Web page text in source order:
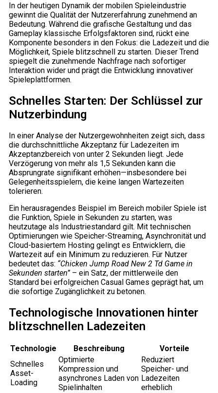
In der heutigen Dynamik der mobilen Spieleindustrie
gewinnt die Qualität der Nutzererfahrung zunehmend an
Bedeutung. Während die grafische Gestaltung und das
Gameplay klassische Erfolgsfaktoren sind, rückt eine
Komponente besonders in den Fokus: die Ladezeit und die
Möglichkeit, Spiele blitzschnell zu starten. Dieser Trend
spiegelt die zunehmende Nachfrage nach sofortiger
Interaktion wider und prägt die Entwicklung innovativer
Spieleplattformen.
Schnelles Starten: Der Schlüssel zur
Nutzerbindung
In einer Analyse der Nutzergewohnheiten zeigt sich, dass
die durchschnittliche Akzeptanz für Ladezeiten im
Akzeptanzbereich von unter 2 Sekunden liegt. Jede
Verzögerung von mehr als 1,5 Sekunden kann die
Absprungrate signifikant erhöhen—insbesondere bei
Gelegenheitsspielern, die keine langen Wartezeiten
tolerieren.
Ein herausragendes Beispiel im Bereich mobiler Spiele ist
die Funktion, Spiele in Sekunden zu starten, was
heutzutage als Industriestandard gilt. Mit technischen
Optimierungen wie Speicher-Streaming, Asynchronität und
Cloud-basiertem Hosting gelingt es Entwicklern, die
Wartezeit auf ein Minimum zu reduzieren. Für Nutzer
bedeutet das: “Chicken Jump Road New 2 Td Game in
Sekunden starten”– ein Satz, der mittlerweile den
Standard bei erfolgreichen Casual Games geprägt hat, um
die sofortige Zugänglichkeit zu betonen.
Technologische Innovationen hinter
blitzschnellen Ladezeiten
Technologie Beschreibung
Vorteile
Schnelles
Asset-
Loading
Optimierte
Kompression und
asynchrones Laden von
Spielinhalten
Reduziert
Speicher- und
Ladezeiten
erheblich